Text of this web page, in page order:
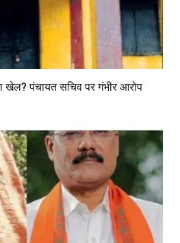
खेल? पंचायत सचिव पर गंभीर आरोप